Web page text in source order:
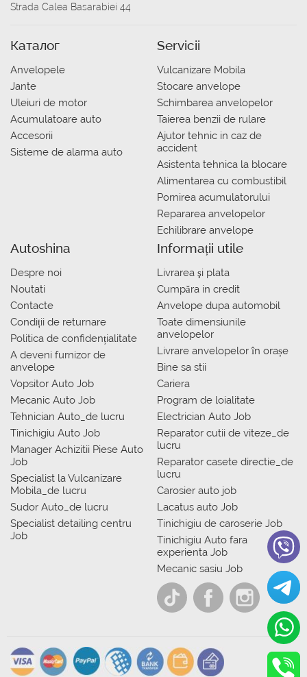
Strada Calea Basarabiei 44
Каталог
Anvelopele
Jante
Uleiuri de motor
Acumulatoare auto
Accesorii
Sisteme de alarma auto
Servicii
Vulcanizare Mobila
Stocare anvelope
Schimbarea anvelopelor
Taierea benzii de rulare
Ajutor tehnic in caz de
accident
Asistenta tehnica la blocare
Alimentarea cu combustibil
Pornirea acumulatorului
Repararea anvelopelor
Echilibrare anvelope
Autoshina
Despre noi
Noutati
Contacte
Condiții de returnare
Politica de confidențialitate
A deveni furnizor de
anvelope
Vopsitor Auto Job
Mecanic Auto Job
Tehnician Auto_de lucru
Tinichigiu Auto Job
Manager Achizitii Piese Auto
Job
Specialist la Vulcanizare
Mobila_de lucru
Sudor Auto_de lucru
Specialist detailing centru
Job
Informații utile
Livrarea şi plata
Сumpăra in credit
Anvelope dupa automobil
Toate dimensiunile
anvelopelor
Livrare anvelopelor în orașe
Bine sa stii
Cariera
Program de loialitate
Electrician Auto Job
Reparator cutii de viteze_de
lucru
Reparator casete directie_de
lucru
Carosier auto job
Lacatus auto Job
Tinichigiu de caroserie Job
Tinichigiu Auto fara
experienta Job
Mecanic sasiu Job